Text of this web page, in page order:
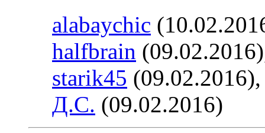
alabaychic
halfbrain
starik45
Д.С. (09.02.2016)